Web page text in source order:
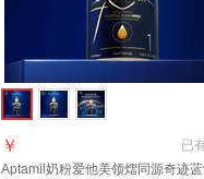
已
￥
Aptamil奶粉爱他美领熠同源奇迹